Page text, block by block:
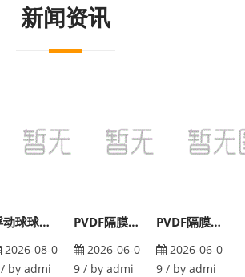
新闻资讯
浮动球球阀结构特点
2026-08-0
/ by admi
PVDF隔膜阀大规模企业的分析
2026-06-0
9 / by admi
PVDF隔膜阀未来市场前景的解析
2026-06-0
9 / by admi